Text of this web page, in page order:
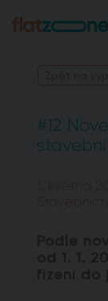
#12
1. května
Stavebnictví